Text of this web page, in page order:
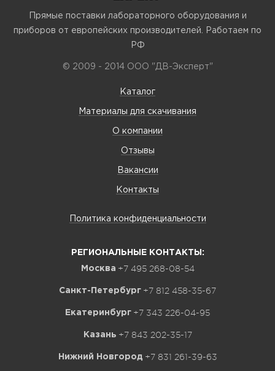
Прямые поставки лабораторного оборудования и
приборов от европейских производителей. Работаем по
РФ
© 2009 - 2014 ООО "ДВ-Эксперт"
Каталог
Материалы для скачивания
О компании
Отзывы
Вакансии
Контакты
Политика конфиденциальности
РЕГИОНАЛЬНЫЕ КОНТАКТЫ:
Москва +7 495 268-08-54
Санкт-Петербург +7 812 458-35-67
Екатеринбург +7 343 226-04-95
Казань +7 843 202-35-17
Нижний Новгород +7 831 261-39-63